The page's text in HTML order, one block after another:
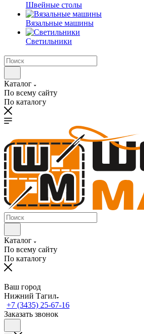
Швейные столы
Вязальные машины
Светильники
Каталог
По всему сайту
По каталогу
Каталог
По всему сайту
По каталогу
Ваш город
Нижний Тагил
+7 (3435) 25-67-16
Заказать звонок